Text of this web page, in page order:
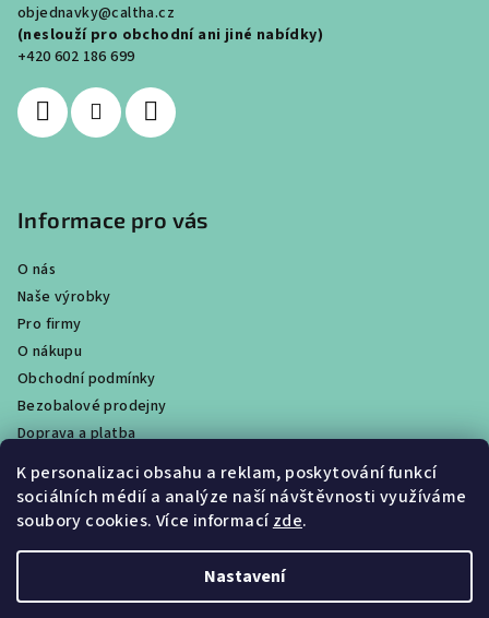
K personalizaci obsahu a reklam, poskytování funkcí
sociálních médií a analýze naší návštěvnosti využíváme
soubory cookies. Více informacízde.
Nastavení
objednavky@caltha.cz
(neslouží pro obchodní ani jiné nabídky)
+420 602 186 699
Informace pro vás
O nás
Naše výrobky
Pro firmy
O nákupu
Obchodní podmínky
Bezobalové prodejny
Doprava a platba
Věrnostní program
Obchody